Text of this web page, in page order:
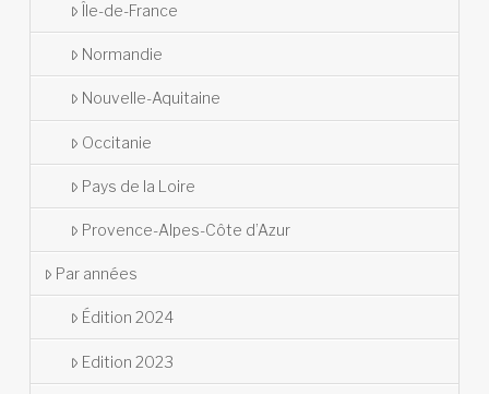
Île-de-France
Normandie
Nouvelle-Aquitaine
Occitanie
Pays de la Loire
Provence-Alpes-Côte d’Azur
Par années
Édition 2024
Edition 2023